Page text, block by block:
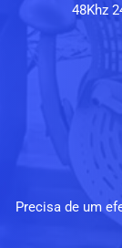
48Khz
Precisa de um